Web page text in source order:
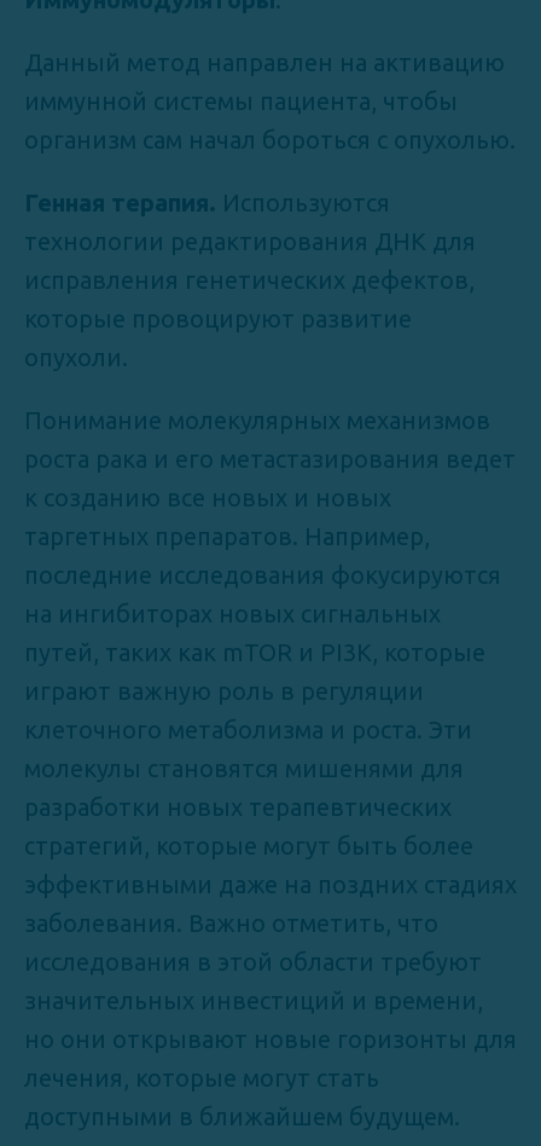
Данный метод направлен на активацию
иммунной системы пациента, чтобы
организм сам начал бороться с опухолью.
Генная терапия. Используются
технологии редактирования ДНК для
исправления генетических дефектов,
которые провоцируют развитие
опухоли.
Понимание молекулярных механизмов
роста рака и его метастазирования ведет
к созданию все новых и новых
таргетных препаратов. Например,
последние исследования фокусируются
на ингибиторах новых сигнальных
путей, таких как mTOR и PI3K, которые
играют важную роль в регуляции
клеточного метаболизма и роста. Эти
молекулы становятся мишенями для
разработки новых терапевтических
стратегий, которые могут быть более
эффективными даже на поздних стадиях
заболевания. Важно отметить, что
исследования в этой области требуют
значительных инвестиций и времени,
но они открывают новые горизонты для
лечения, которые могут стать
доступными в ближайшем будущем.